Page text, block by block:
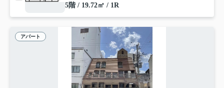
5階 / 19.72㎡ / 1R
アパート